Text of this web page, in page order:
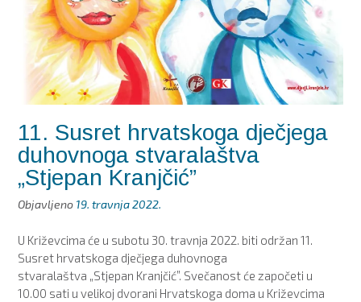
11. Susret hrvatskoga dječjega
duhovnoga stvaralaštva
„Stjepan Kranjčić”
Objavljeno 19. travnja 2022.
U Križevcima će u subotu 30. travnja 2022. biti održan 11.
Susret hrvatskoga dječjega duhovnoga
stvaralaštva „Stjepan Kranjčić”. Svečanost će započeti u
10.00 sati u velikoj dvorani Hrvatskoga doma u Križevcima